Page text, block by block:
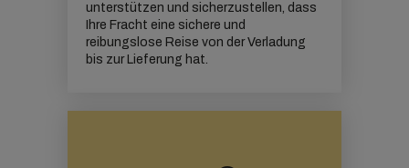
unterstützen und sicherzustellen, dass
Ihre Fracht eine sichere und
reibungslose Reise von der Verladung
bis zur Lieferung hat.